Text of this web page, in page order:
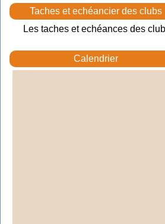
Taches et echéancier des clubs
Les taches et echéances des
Calendrier